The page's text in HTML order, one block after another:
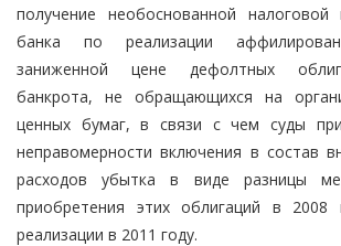
получение необоснованной налоговой
банка по реализации
заниженной цене дефолтных
банкрота, не обращающихся на
ценных бумаг, в связи с чем суды
неправомерности включения в состав
расходов убытка в виде разницы
приобретения этих облигаций в
реализации в 2011 году.